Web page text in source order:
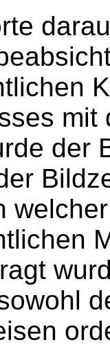
mit
der